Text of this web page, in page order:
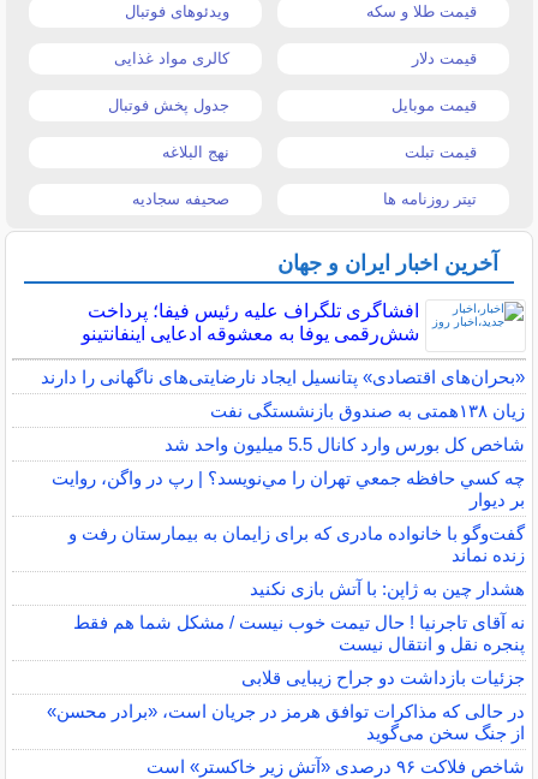
قیمت طلا و سکه ویدئوهای فوتبال
قیمت دلار کالری مواد غذایی
قیمت موبایل جدول پخش فوتبال
قیمت تبلت نهج البلاغه
تیتر روزنامه ها صحیفه سجادیه
آخرین اخبار ایران و جهان
افشاگری تلگراف علیه رئیس فیفا؛ پرداخت
شش‌رقمی یوفا به معشوقه ادعایی اینفانتینو
«بحران‌های اقتصادی» پتانسیل ایجاد نارضایتی‌های ناگهانی را دارند
زیان ۱۳۸همتی به صندوق بازنشستگی نفت
شاخص کل بورس وارد کانال 5.5 میلیون واحد شد
چه كسي حافظه جمعي تهران را مي‌نويسد؟ | رپ در واگن، روايت
بر ديوار
گفت‌وگو با خانواده مادری که برای زایمان به بیمارستان رفت و
زنده نماند
هشدار چین به ژاپن: با آتش بازی نکنید
نه آقای تاجرنیا ! حال تیمت خوب نیست / مشکل شما هم فقط
پنجره نقل و انتقال نیست
جزئیات بازداشت دو جراح زیبایی قلابی
در حالی که مذاکرات توافق هرمز در جریان است، «برادر محسن»
از جنگ سخن می‌گوید
شاخص فلاکت ۹۶ درصدی «آتش زیر خاکستر» است